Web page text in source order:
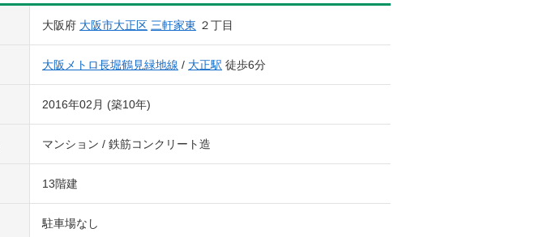
大阪府 大阪市大正区 三軒家東 ２丁目
大阪メトロ長堀鶴見緑地線 / 大正駅 徒歩6分
2016年02月 (築10年)
マンション / 鉄筋コンクリート造
13階建
駐車場なし